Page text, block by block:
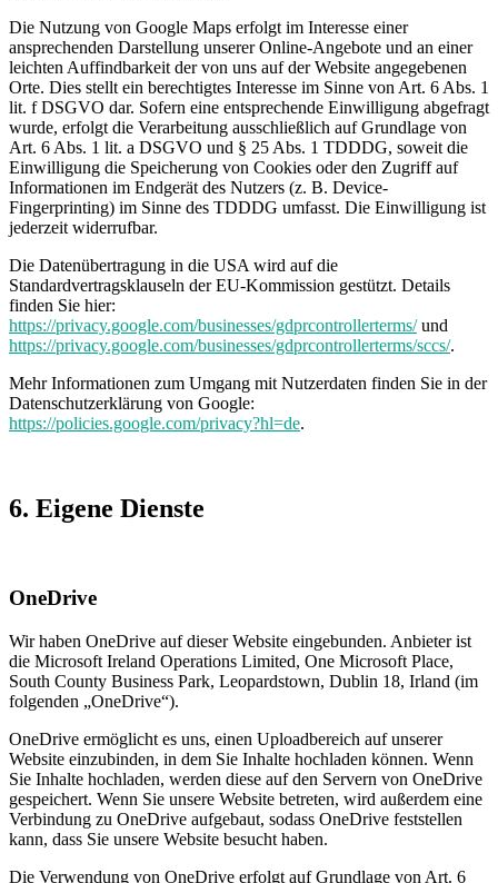
Die Nutzung von Google Maps erfolgt im Interesse einer
ansprechenden Darstellung unserer Online-Angebote und an einer
leichten Auffindbarkeit der von uns auf der Website angegebenen
Orte. Dies stellt ein berechtigtes Interesse im Sinne von Art. 6 Abs. 1
lit. f DSGVO dar. Sofern eine entsprechende Einwilligung abgefragt
wurde, erfolgt die Verarbeitung ausschließlich auf Grundlage von
Art. 6 Abs. 1 lit. a DSGVO und § 25 Abs. 1 TDDDG, soweit die
Einwilligung die Speicherung von Cookies oder den Zugriff auf
Informationen im Endgerät des Nutzers (z. B. Device-
Fingerprinting) im Sinne des TDDDG umfasst. Die Einwilligung ist
jederzeit widerrufbar.
Die Datenübertragung in die USA wird auf die
Standardvertragsklauseln der EU-Kommission gestützt. Details
finden Sie hier:
https://privacy.google.com/businesses/gdprcontrollerterms/und
https://privacy.google.com/businesses/gdprcontrollerterms/sccs/.
Mehr Informationen zum Umgang mit Nutzerdaten finden Sie in der
Datenschutzerklärung von Google:
https://policies.google.com/privacy?hl=de.
6. Eigene Dienste
OneDrive
Wir haben OneDrive auf dieser Website eingebunden. Anbieter ist
die Microsoft Ireland Operations Limited, One Microsoft Place,
South County Business Park, Leopardstown, Dublin 18, Irland (im
folgenden „OneDrive“).
OneDrive ermöglicht es uns, einen Uploadbereich auf unserer
Website einzubinden, in dem Sie Inhalte hochladen können. Wenn
Sie Inhalte hochladen, werden diese auf den Servern von OneDrive
gespeichert. Wenn Sie unsere Website betreten, wird außerdem eine
Verbindung zu OneDrive aufgebaut, sodass OneDrive feststellen
kann, dass Sie unsere Website besucht haben.
Die Verwendung von OneDrive erfolgt auf Grundlage von Art. 6